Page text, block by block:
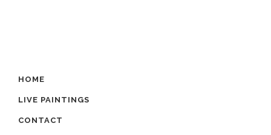
HOME
LIVE PAINTINGS
CONTACT